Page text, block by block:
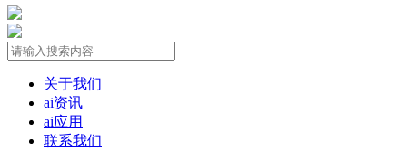
关于我们
ai资讯
ai应用
联系我们